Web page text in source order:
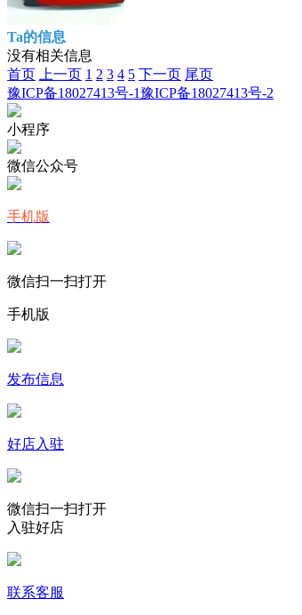
Ta的信息
没有相关信息
首页
上一页 1 2 3 4 5 下一页 尾页
豫ICP备18027413号-1豫ICP备18027413号-2
小程序
微信公众号
手机版
微信扫一扫打开
手机版
发布信息
好店入驻
微信扫一扫打开
入驻好店
联系客服